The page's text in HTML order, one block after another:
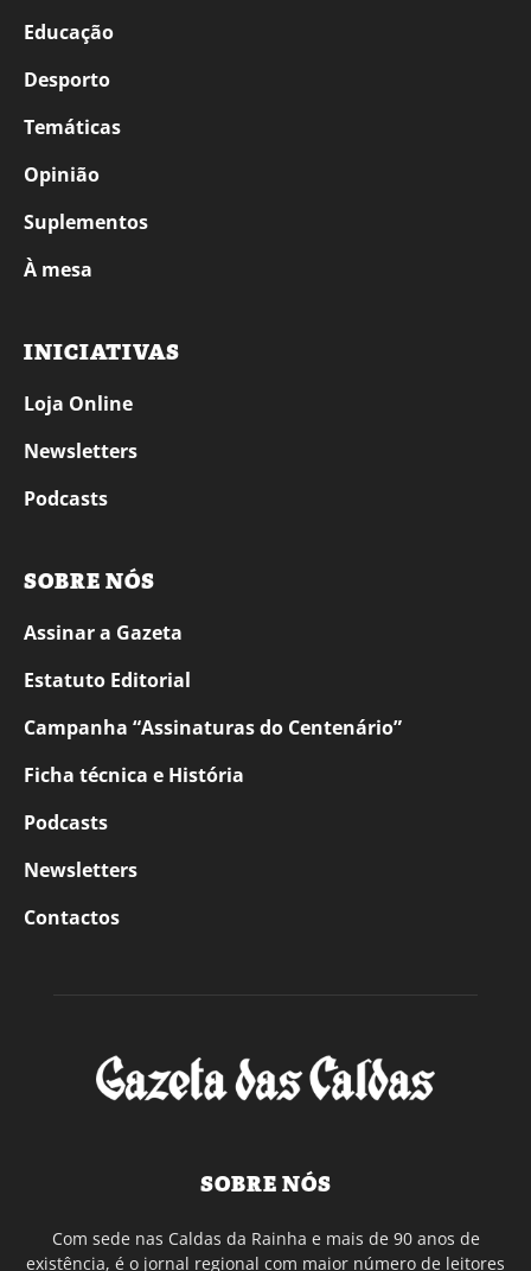
Educação
Desporto
Temáticas
Opinião
Suplementos
À mesa
INICIATIVAS
Loja Online
Newsletters
Podcasts
SOBRE NÓS
Assinar a Gazeta
Estatuto Editorial
Campanha “Assinaturas do Centenário”
Ficha técnica e História
Podcasts
Newsletters
Contactos
SOBRE NÓS
Com sede nas Caldas da Rainha e mais de 90 anos de
existência, é o jornal regional com maior número de leitores